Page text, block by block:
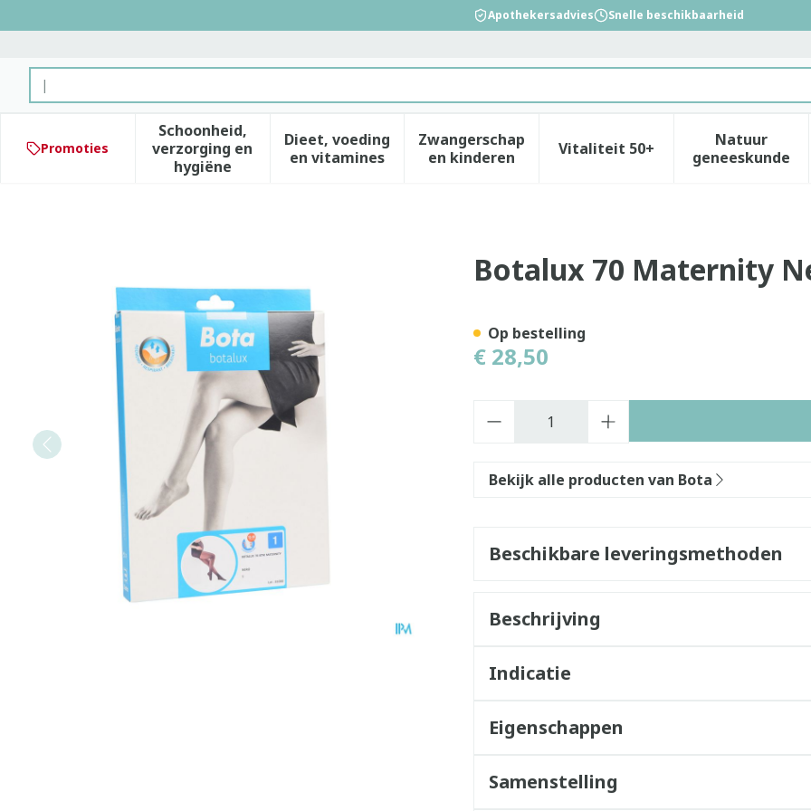
Apothekersadvies Snelle beschikbaarheid
Product, merk, categorie...
Promoties
Schoonheid,
verzorging en
hygiëne
Toon submenu voor Schoonheid, verzorging en hygiëne categorie
Dieet, voeding
en vitamines
Toon submenu voor Dieet, voeding en vitamines categorie
Zwangerschap
en kinderenToon submenu voor Zwangerschap en
Vitaliteit 50+Toon submenu voor
Natuur
geneeskunde
Toon
Botalux 70 Maternity
€ 28,50
Op bestelling
Bekijk alle producten van Bota
Beschikbare leveringsmethoden
Beschrijving
Indicatie
Eigenschappen
Samenstelling